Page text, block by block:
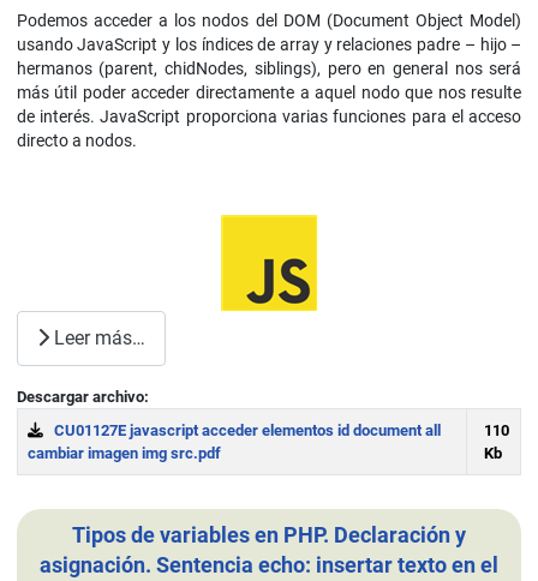
Podemos acceder a los nodos del DOM (Document Object Model)
usando JavaScript y los índices de array y relaciones padre – hijo –
hermanos (parent, chidNodes, siblings), pero en general nos será
más útil poder acceder directamente a aquel nodo que nos resulte
de interés. JavaScript proporciona varias funciones para el acceso
directo a nodos.
Leer más…
Descargar archivo:
CU01127E javascript acceder elementos id document all
cambiar imagen img src.pdf
110
Kb
Tipos de variables en PHP. Declaración y
asignación. Sentencia echo: insertar texto en el